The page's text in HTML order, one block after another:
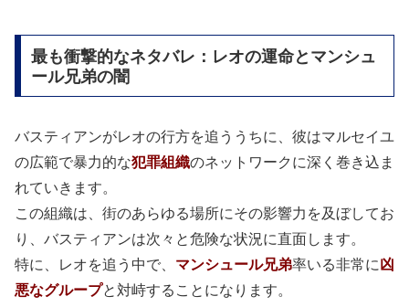
最も衝撃的なネタバレ：レオの運命とマンシュ
ール兄弟の闇
バスティアンがレオの行方を追ううちに、彼はマルセイユ
の広範で暴力的な犯罪組織のネットワークに深く巻き込ま
れていきます。
この組織は、街のあらゆる場所にその影響力を及ぼしてお
り、バスティアンは次々と危険な状況に直面します。
特に、レオを追う中で、 マンシュール兄弟率いる非常に凶
悪なグループと対峙することになります。